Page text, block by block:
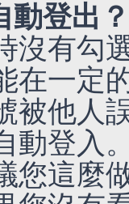
動登出？
沒有勾
在一定
被他人
動登入
您這麼